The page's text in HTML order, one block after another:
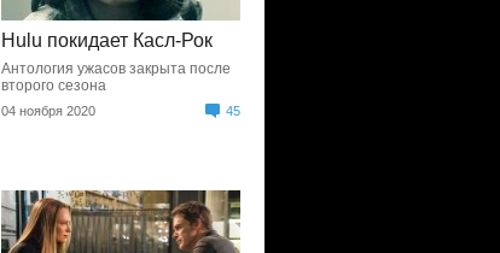
Hulu покидает Касл-Рок
Антология ужасов закрыта после
второго сезона
04 ноября 2020 45